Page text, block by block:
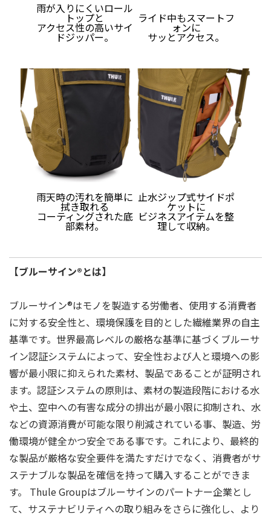
雨が入りにくいロール
トップと
アクセス性の高いサイ
ドジッパー。
ライド中もスマートフ
ォンに
サッとアクセス。
雨天時の汚れを簡単に
拭き取れる
コーティングされた底
部素材。
止水ジップ式サイドポ
ケットに
ビジネスアイテムを整
理して収納。
【ブルーサイン®とは】
ブルーサイン®はモノを製造する労働者、使用する消費者
に対する安全性と、環境保護を目的とした繊維業界の⾃主
基準です。世界最⾼レベルの厳格な基準に基づくブルーサ
イン認証システムによって、安全性および人と環境への影
響が最⼩限に抑えられた素材、製品であることが証明され
ます。認証システムの原則は、素材の製造段階における⽔
や土、空中への有害な成分の排出が最⼩限に抑制され、⽔
などの資源消費が可能な限り削減されている事、製造、労
働環境が健全かつ安全である事です。これにより、最終的
な製品が厳格な安全要件を満たすだけでなく、消費者がサ
ステナブルな製品を確信を持って購入することができま
す。 Thule Groupはブルーサインのパートナー企業とし
て、サステナビリティへの取り組みをさらに強化し、より